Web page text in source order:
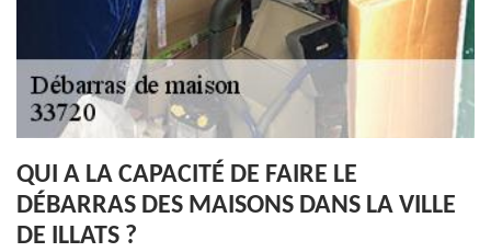
QUI A LA CAPACITÉ DE FAIRE LE
DÉBARRAS DES MAISONS DANS LA VILLE
DE ILLATS ?